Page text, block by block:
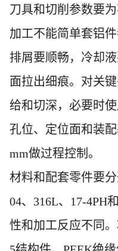
刀具和切削参数要
加工不能简单套铝
排屑要顺畅，冷却
面拉出细痕。对关
给和切深，必要时
孔位、定位面和装
mm做过程控制。
材料和配套零件要
04、316L、17-4PH
性和加工反应不同